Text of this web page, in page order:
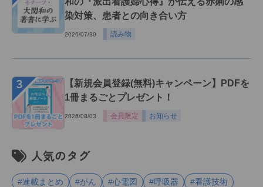
染対策、患者との向き合い方
2026/07/30 読み物
３
【新規会員登録(無料)キャンペーン】PDFを
1冊まるごとプレゼント！
2026/08/03 会員限定 お知らせ
人気のタグ
#連載まとめ #がん #心電図 #呼吸器
#看護技術